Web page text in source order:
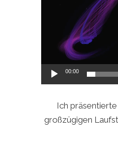
00:00
Ich
großzügigen